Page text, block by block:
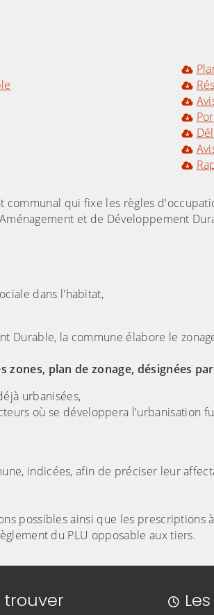
communal qui fixe les règles
et de Développement
dans l'habitat,
Durable, la commune élabore le
plan de zonage, désignées
urbanisées,
où se développera l'urbanisation
indicées, afin de préciser leur
possibles ainsi que les prescriptions
du PLU opposable aux tiers.
trouver